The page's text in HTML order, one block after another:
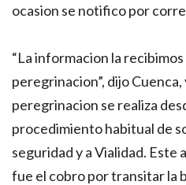
ocasion se notifico por
“La informacion la
peregrinacion”, dijo
peregrinacion se realiza
procedimiento habitual de
seguridad y a Vialidad. Este
fue el cobro por transitar la